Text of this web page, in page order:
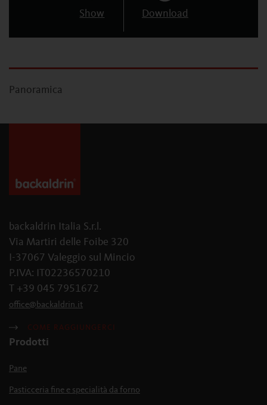
Show Download
Panoramica
backaldrin Italia S.r.l.
Via Martiri delle Foibe 320
I-37067 Valeggio sul Mincio
P.IVA: IT02236570210
T +39 045 7951672
office@backaldrin. it
COME RAGGIUNGERCI
Prodotti
Pane
Pasticceria fine e specialità da forno